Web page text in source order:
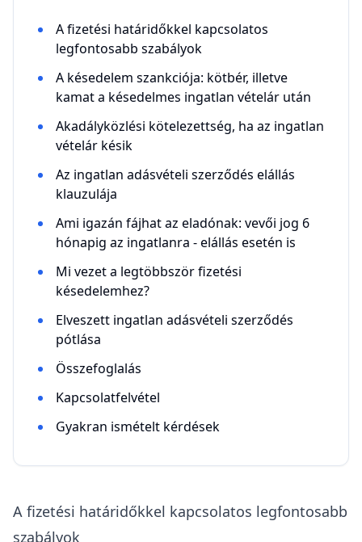
A fizetési határidőkkel kapcsolatos
legfontosabb szabályok
A késedelem szankciója: kötbér, illetve
kamat a késedelmes ingatlan vételár után
Akadályközlési kötelezettség, ha az ingatlan
vételár késik
Az ingatlan adásvételi szerződés elállás
klauzulája
Ami igazán fájhat az eladónak: vevői jog 6
hónapig az ingatlanra - elállás esetén is
Mi vezet a legtöbbször fizetési
késedelemhez?
Elveszett ingatlan adásvételi szerződés
pótlása
Összefoglalás
Kapcsolatfelvétel
Gyakran ismételt kérdések
A fizetési határidőkkel kapcsolatos legfontosabb
szabályok